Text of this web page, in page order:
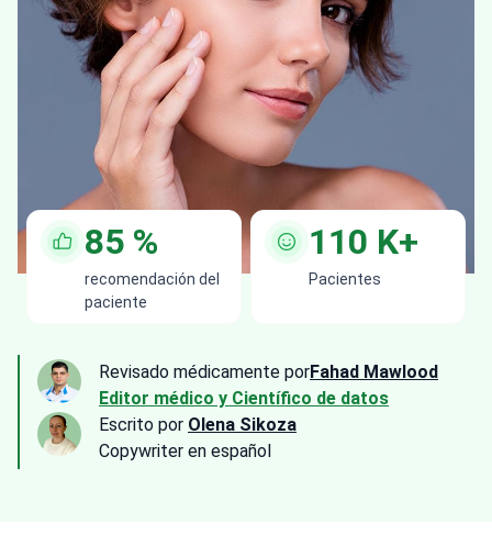
85 %
recomendación del
paciente
110 K+
Pacientes
Revisado médicamente porFahad Mawlood
Editor médico y Científico de datos
Escrito por Olena Sikoza
Сopywriter en español